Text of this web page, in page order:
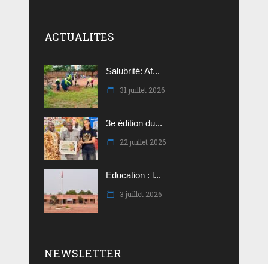
ACTUALITES
Salubrité: Af...
31 juillet 2026
3e édition du...
22 juillet 2026
Education : l...
3 juillet 2026
NEWSLETTER